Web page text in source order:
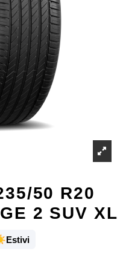
50 R20
2 SUV XL
Estivi